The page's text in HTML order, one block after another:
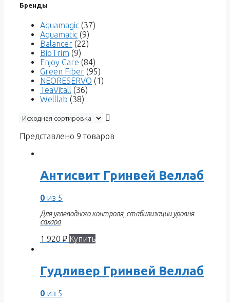
Бренды
Aquamagic (37)
Aquamatic (9)
Balancer (22)
BioTrim (9)
Enjoy Care (84)
Green Fiber (95)
NEORESERVO (1)
TeaVitall (36)
Welllab (38)
Представлено 9 товаров
Антисвит Гринвей Веллаб
0 из 5
Для углеводного контроля, стабилизации уровня
сахара
1 920 ₽ Купить
Гудливер Гринвей Веллаб
0 из 5